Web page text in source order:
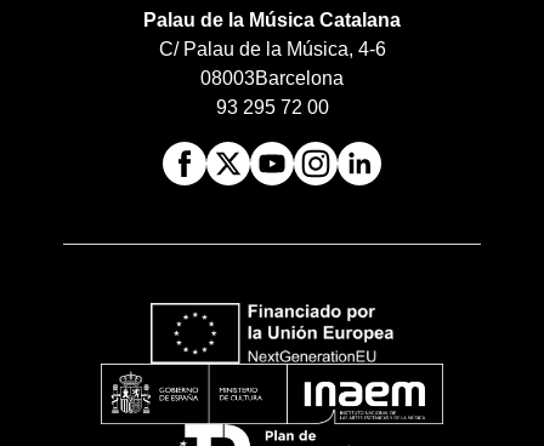
Palau de la Música Catalana
C/ Palau de la Música, 4-6
08003Barcelona
93 295 72 00